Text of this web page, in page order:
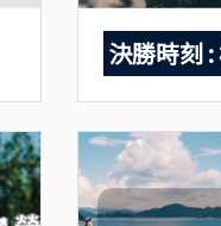
決勝時刻